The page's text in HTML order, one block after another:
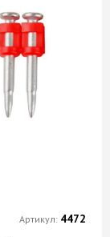
Артикул: 4472